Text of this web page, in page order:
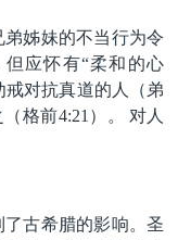
弟姊妹的不当行为令
但应怀有“柔和 的心
戒对抗真道的人（弟
（格前4:21 ）。
对人
古希腊的影响。圣